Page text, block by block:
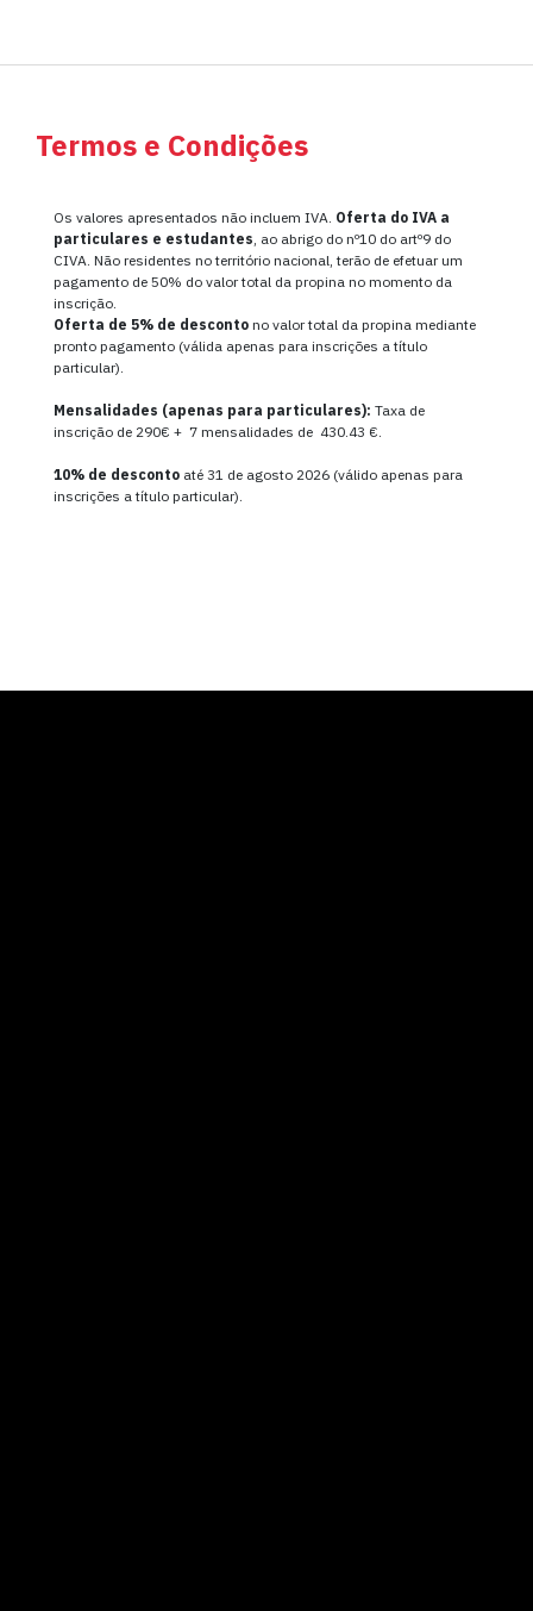
Termos e Condições
Os valores apresentados não incluem IVA. Oferta do IVA a
particulares e estudantes, ao abrigo do nº10 do artº9 do
CIVA. Não residentes no território nacional, terão de efetuar um
pagamento de 50% do valor total da propina no momento da
inscrição.
Oferta de 5% de desconto no valor total da propina mediante
pronto pagamento (válida apenas para inscrições a título
particular).
Mensalidades (apenas para particulares): Taxa de
inscrição de 290€ + 7 mensalidades de 430.43 €.
10% de desconto até 31 de agosto 2026 (válido apenas para
inscrições a título particular).